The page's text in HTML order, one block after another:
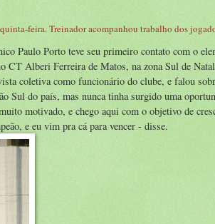
feira. Treinador acompanhou trabalho dos
Paulo Porto teve seu primeiro contato com o
CT Alberi Ferreira de Matos, na zona Sul de
coletiva como funcionário do clube, e falou
Sul do país, mas nunca tinha surgido uma
motivado, e chego aqui com o objetivo de
e eu vim pra cá para vencer - disse.